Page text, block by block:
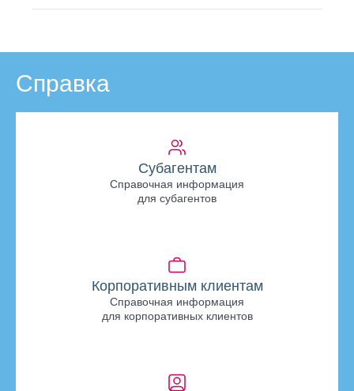
Справка
Субагентам
Справочная информация
для субагентов
Корпоративным клиентам
Справочная информация
для корпоративных клиентов